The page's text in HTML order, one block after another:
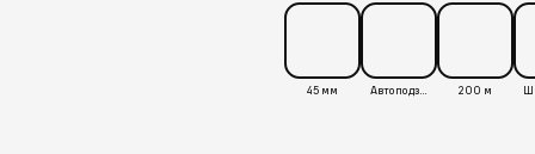
45 мм Автоподзавод 200 м